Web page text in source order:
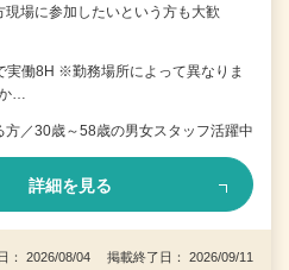
現場に参加したいという方も大歓
実働8H ※勤務場所によって異なりま
…
方／30歳～58歳の男女スタッフ活躍中
詳細を見る
： 2026/08/04 掲載終了日： 2026/09/11